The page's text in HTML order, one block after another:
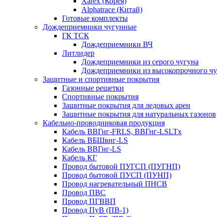
Alphatrace (Китай)
Готовые комплекты
Дождеприемники чугунные
ГК ТСК
Дождеприемники ВЧ
Литлидер
Дождеприемники из серого чугуна
Дождеприемники из высокопрочного
Защитные и спортивные покрытия
Газонные решетки
Спортивные покрытия
Защитные покрытия для ледовых арен
Защитные покрытия для натуральных газонов
Кабельно-проводниковая продукция
Кабель ВВГнг-FRLS, ВВГнг-LSLTx
Кабель ВБШвнг-LS
Кабель ВВГнг-LS
Кабель КГ
Провод бытовой ПУГСП (ПУГНП)
Провод бытовой ПУСП (ПУНП)
Провод нагревательный ПНСВ
Провод ПВС
Провод ПГВВП
Провод ПуВ (ПВ-1)